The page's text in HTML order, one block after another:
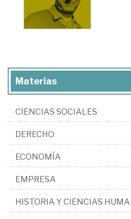
Materias
CIENCIAS SOCIALES
DERECHO
ECONOMÍA
EMPRESA
HISTORIA Y CIENCIAS